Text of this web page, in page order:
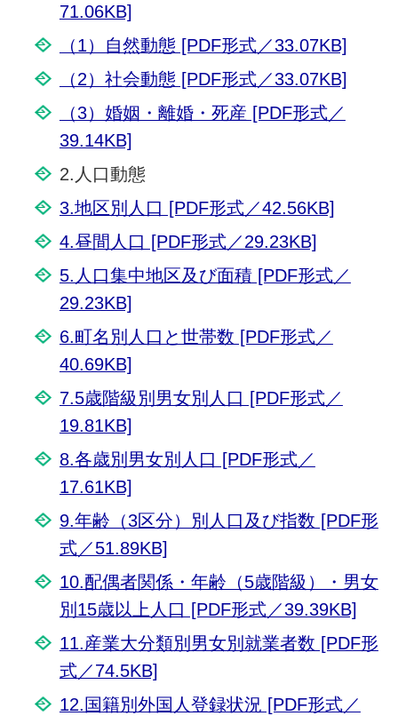
71.06KB]
（1）自然動態 [PDF形式／33.07KB]
（2）社会動態 [PDF形式／33.07KB]
（3）婚姻・離婚・死産 [PDF形式／
39.14KB]
2.人口動態
3.地区別人口 [PDF形式／42.56KB]
4.昼間人口 [PDF形式／29.23KB]
5.人口集中地区及び面積 [PDF形式／
29.23KB]
6.町名別人口と世帯数 [PDF形式／
40.69KB]
7.5歳階級別男女別人口 [PDF形式／
19.81KB]
8.各歳別男女別人口 [PDF形式／
17.61KB]
9.年齢（3区分）別人口及び指数 [PDF形
式／51.89KB]
10.配偶者関係・年齢（5歳階級）・男女
別15歳以上人口 [PDF形式／39.39KB]
11.産業大分類別男女別就業者数 [PDF形
式／74.5KB]
12.国籍別外国人登録状況 [PDF形式／